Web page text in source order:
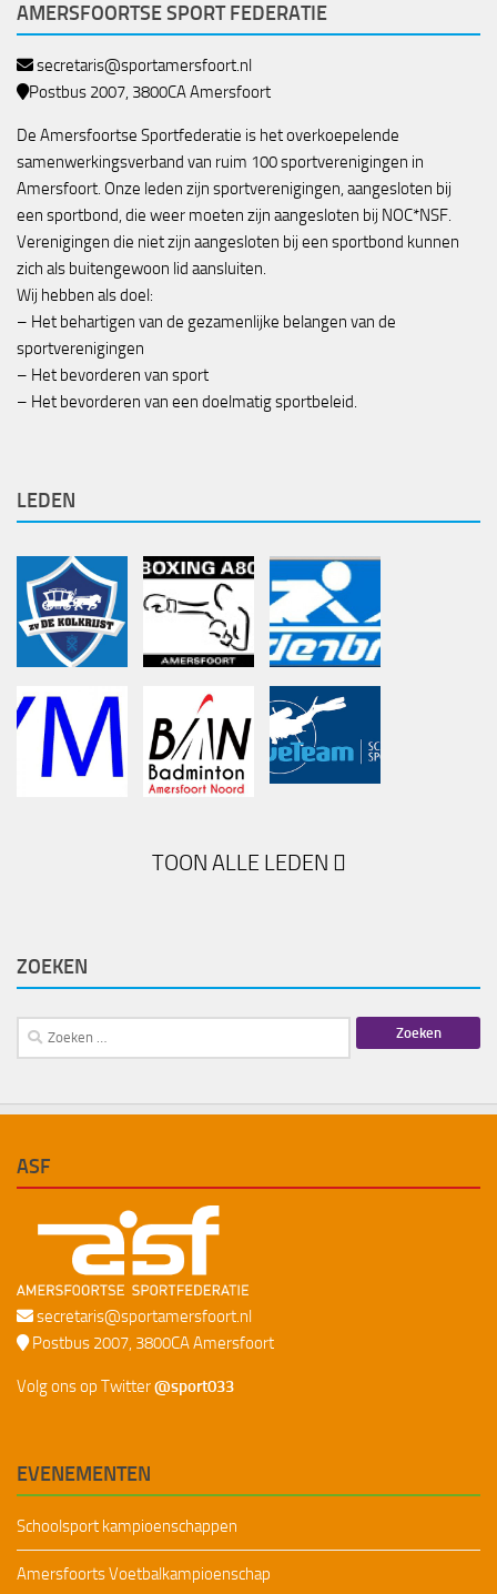
AMERSFOORTSE SPORT FEDERATIE
secretaris@sportamersfoort.nl
Postbus 2007, 3800CA Amersfoort
De Amersfoortse Sportfederatie is het overkoepelende
samenwerkingsverband van ruim 100 sportverenigingen in
Amersfoort. Onze leden zijn sportverenigingen, aangesloten bij
een sportbond, die weer moeten zijn aangesloten bij NOC*NSF.
Verenigingen die niet zijn aangesloten bij een sportbond kunnen
zich als buitengewoon lid aansluiten.
Wij hebben als doel:
– Het behartigen van de gezamenlijke belangen van de
sportverenigingen
– Het bevorderen van sport
– Het bevorderen van een doelmatig sportbeleid.
LEDEN
TOON ALLE LEDEN
ZOEKEN
Zoeken
naar:
ASF
secretaris@sportamersfoort.nl
Postbus 2007, 3800CA Amersfoort
Volg ons op Twitter@sport033
EVENEMENTEN
Schoolsport kampioenschappen
Amersfoorts Voetbalkampioenschap